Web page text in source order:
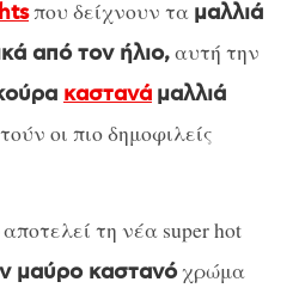
που δείχνουν τα μαλλιά
από τον ήλιο,αυτή την
καστανά μαλλιά
οι πιο δημοφιλείς
αποτελεί τη νέα super hot
μαύρο καστανόχρώμα